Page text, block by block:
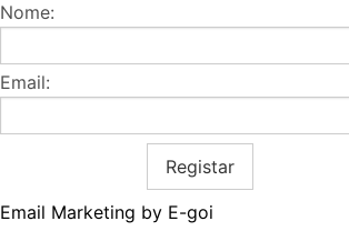
Nome:
Email:
Registar
Email Marketing by E-goi
Quem somos
Termos e condições
Informação geral